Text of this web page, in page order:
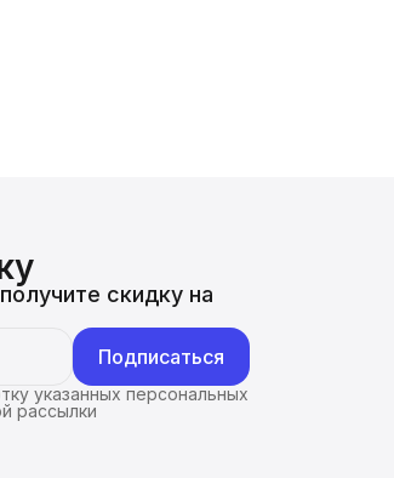
скидку на
Подписаться
указанных персональных
рассылки